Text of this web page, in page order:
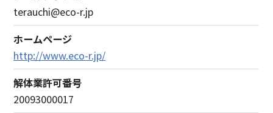
terauchi@eco-r.jp
ホームページ
http://www.eco-r.jp/
解体業許可番号
20093000017